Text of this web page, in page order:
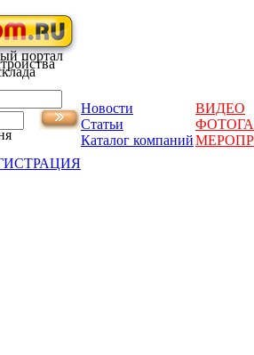
портал
Новости
ВИДЕО
Статьи
Каталог компаний